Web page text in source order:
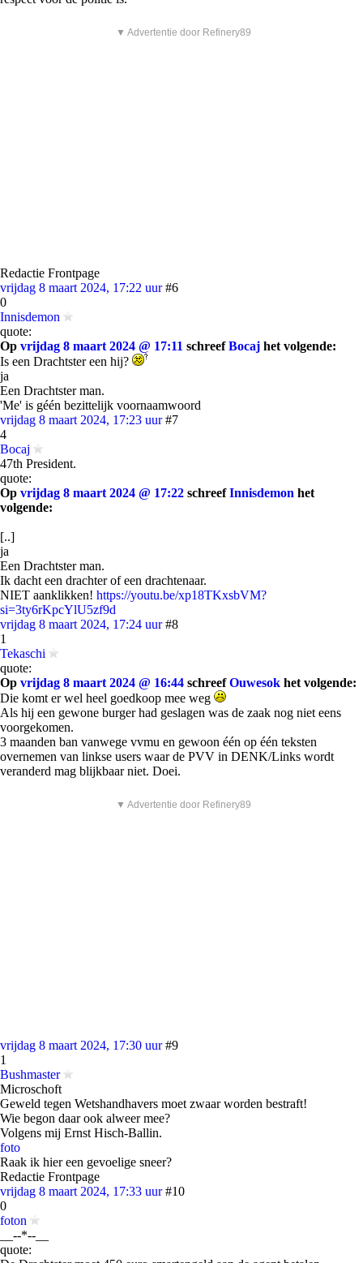
▼ Advertentie door Refinery89
Redactie Frontpage
vrijdag 8 maart 2024, 17:22 uur #6
0
Innisdemon
quote:
Op vrijdag 8 maart 2024 @ 17:11 schreefBocaj het volgende:
Is een Drachtster een hij?
ja
Een Drachtster man.
'Me' is géén bezittelijk voornaamwoord
vrijdag 8 maart 2024, 17:23 uur #7
4
Bocaj
47th President.
quote:
Op vrijdag 8 maart 2024 @ 17:22 schreefInnisdemon het
volgende:
[..]
ja
Een Drachtster man.
Ik dacht een drachter of een drachtenaar.
NIET aanklikken! https://youtu.be/xp18TKxsbVM?
si=3ty6rKpcYlU5zf9d
vrijdag 8 maart 2024, 17:24 uur #8
1
Tekaschi
quote:
Op vrijdag 8 maart 2024 @ 16:44 schreefOuwesok het volgende:
Die komt er wel heel goedkoop mee weg
Als hij een gewone burger had geslagen was de zaak nog niet eens
voorgekomen.
3 maanden ban vanwege vvmu en gewoon één op één teksten
overnemen van linkse users waar de PVV in DENK/Links wordt
veranderd mag blijkbaar niet. Doei.
▼ Advertentie door Refinery89
vrijdag 8 maart 2024, 17:30 uur #9
1
Bushmaster
Microschoft
Geweld tegen Wetshandhavers moet zwaar worden bestraft!
Wie begon daar ook alweer mee?
Volgens mij Ernst Hisch-Ballin.
foto
Raak ik hier een gevoelige sneer?
Redactie Frontpage
vrijdag 8 maart 2024, 17:33 uur #10
0
foton
__--*--__
quote: